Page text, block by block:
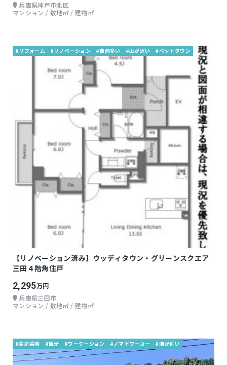
兵庫県神戸市北区
マンション / 敷地㎡ / 建物㎡
#リフォーム #リノベーション #自然多い #山が近い #ベットタウン
【リノベーション済み】ウッディタウン・グリーンスクエア
三田４階角住戸
2,295万円
兵庫県三田市
マンション / 敷地㎡ / 建物㎡
#家庭菜園 #観光 #ワーケーション #ノマドワーカー #海が近い